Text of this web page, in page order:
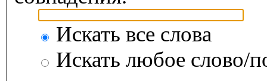
Искать все слова
Искать любое слово/